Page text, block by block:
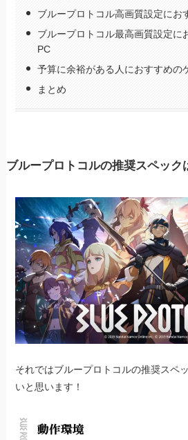
ブループロトコル高画質設定にお
ブループロトコル最高画質設定に
PC
予算に余裕がある人におすすめの
まとめ
ブループロトコルの推奨スペック
それではブループロトコルの推奨スペ
いと思います！